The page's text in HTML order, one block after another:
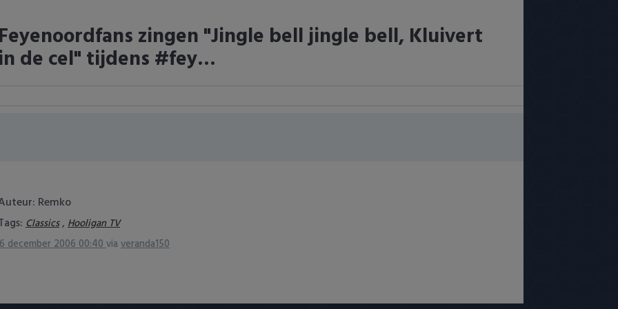
zingen "Jingle bell jingle bell, Kluivert
de cel" tijdens #fey…
Remko
Classics, Hooligan TV
december 2006 00:40via veranda150